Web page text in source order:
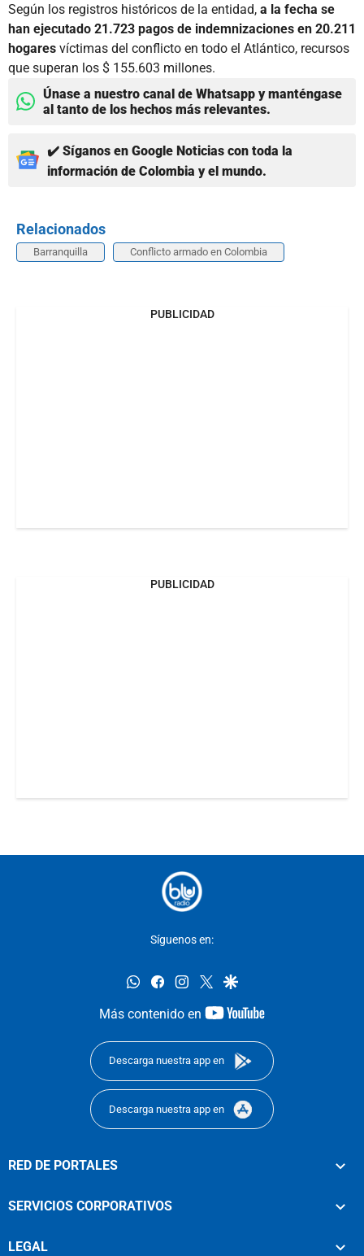
Según los registros históricos de la entidad, a la fecha se
han ejecutado 21.723 pagos de indemnizaciones en 20.211
hogares víctimas del conflicto en todo el Atlántico, recursos
que superan los $ 155.603 millones.
Únase a nuestro canal de Whatsapp y manténgase
al tanto de los hechos más relevantes.
✔️ Síganos en Google Noticias con toda la
información de Colombia y el mundo.
Relacionados
Barranquilla Conflicto armado en Colombia
PUBLICIDAD
PUBLICIDAD
Síguenos en:
whatsappfacebookinstagram
twittergoogle
Más contenido en
youtube-
Descarga nuestra app en
Descarga nuestra app en
RED DE PORTALES
SERVICIOS CORPORATIVOS
LEGAL